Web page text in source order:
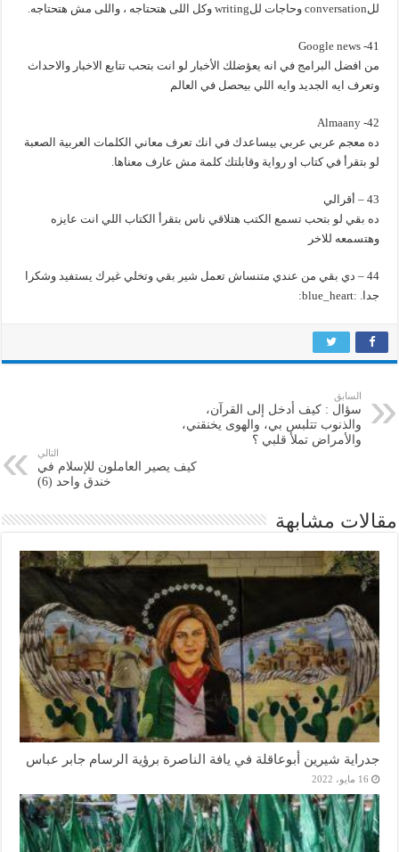
للconversation وحاجات للwriting وكل اللى هتحتاجه ، واللى مش هتحتاجه.
41- Google news
من افضل البرامج في انه يعؤضلك الأخبار لو انت بتحب تتابع الاخبار والاحداث
وتعرف ايه الجديد وايه اللي بيحصل في العالم
42- Almaany
ده معجم عربي عربي بيساعدك في انك تعرف معاني الكلمات العربية الصعبة
لو بتقرأ في كتاب او رواية وقابلتك كلمة مش عارف معناها.
43 – أقرالي
ده بقي لو بتحب تسمع الكتب هتلاقي ناس بتقرأ الكتاب اللي انت عايزه
وهتسمعه للاخر
44 – دي بقي من عندي متنساش تعمل شير بقي وتخلي غيرك يستفيد وشكرا
جدا. :blue_heart:
السابق
سؤال : كيف أدخل إلى القرآن،
والذنوب تتلبس بي، والهوى يخنقني،
والأمراض تملأ قلبي ؟
التالي
كيف يصير العاملون للإسلام في
خندق واحد (6)
مقالات مشابهة
جدراية شيرين أبوعاقلة في يافة الناصرة برؤية الرسام جابر عباس
16 مايو، 2022